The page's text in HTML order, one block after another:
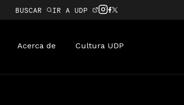
BUSCAR IR A UDP
Acerca de Cultura UDP